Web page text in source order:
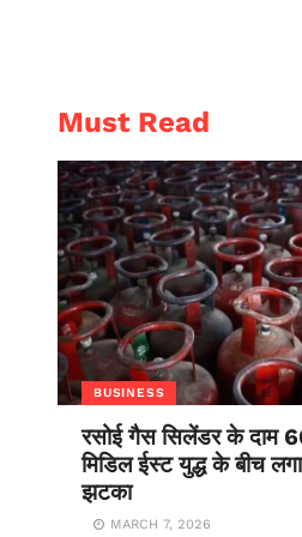
Must Read
BUSINESS
रसोई गैस सिलेंडर के दाम
मिडिल ईस्ट युद्ध के बीच
झटका
MARCH 7, 2026